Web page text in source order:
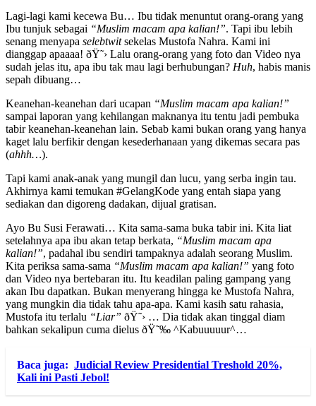
Lagi-lagi kami kecewa Bu… Ibu tidak menuntut orang-orang yang
Ibu tunjuk sebagai “Muslim macam apa kalian!”. Tapi ibu lebih
senang menyapa selebtwitsekelas Mustofa Nahra. Kami ini
dianggap apaaaa! ðŸ˜› Lalu orang-orang yang foto dan Video nya
sudah jelas itu, apa ibu tak mau lagi berhubungan? Huh, habis manis
sepah dibuang…
Keanehan-keanehan dari ucapan “Muslim macam apa kalian!”
sampai laporan yang kehilangan maknanya itu tentu jadi pembuka
tabir keanehan-keanehan lain. Sebab kami bukan orang yang hanya
kaget lalu berfikir dengan kesederhanaan yang dikemas secara pas
(ahhh…).
Tapi kami anak-anak yang mungil dan lucu, yang serba ingin tau.
Akhirnya kami temukan #GelangKode yang entah siapa yang
sediakan dan digoreng dadakan, dijual gratisan.
Ayo Bu Susi Ferawati… Kita sama-sama buka tabir ini. Kita liat
setelahnya apa ibu akan tetap berkata, “Muslim macam apa
kalian!”, padahal ibu sendiri tampaknya adalah seorang Muslim.
Kita periksa sama-sama “Muslim macam apa kalian!” yang foto
dan Video nya bertebaran itu. Itu keadilan paling gampang yang
akan Ibu dapatkan. Bukan menyerang hingga ke Mustofa Nahra,
yang mungkin dia tidak tahu apa-apa. Kami kasih satu rahasia,
Mustofa itu terlalu “Liar” ðŸ˜› … Dia tidak akan tinggal diam
bahkan sekalipun cuma dielus ðŸ˜‰ ^Kabuuuuur^…
Baca juga: Judicial Review Presidential Treshold 20%,
Kali ini Pasti Jebol!